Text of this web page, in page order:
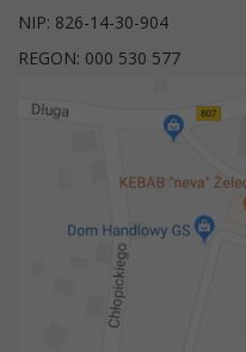
NIP: 826-14-30-904
REGON: 000 530 577